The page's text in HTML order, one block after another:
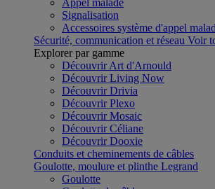
Appel malade
Signalisation
Accessoires système d'appel
Sécurité, communication et réseau Voir
Explorer par gamme
Découvrir Art d'Arnould
Découvrir Living Now
Découvrir Drivia
Découvrir Plexo
Découvrir Mosaic
Découvrir Céliane
Découvrir Dooxie
Conduits et cheminements de câbles
Goulotte, moulure et plinthe Legrand
Goulotte